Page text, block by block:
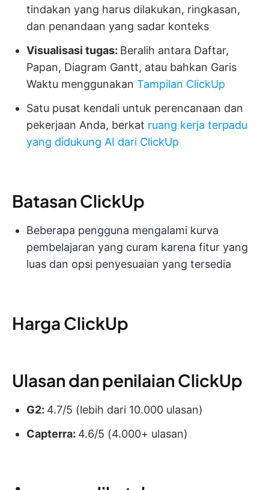
tindakan yang harus dilakukan, ringkasan,
dan penandaan yang sadar konteks
Visualisasi tugas: Beralih antara Daftar,
Papan, Diagram Gantt, atau bahkan Garis
Waktu menggunakan Tampilan ClickUp
Satu pusat kendali untuk perencanaan dan
pekerjaan Anda, berkat ruang kerja terpadu
yang didukung AI dari ClickUp
Batasan ClickUp
Beberapa pengguna mengalami kurva
pembelajaran yang curam karena fitur yang
luas dan opsi penyesuaian yang tersedia
Harga ClickUp
Ulasan dan penilaian ClickUp
G2: 4.7/5 (lebih dari 10.000 ulasan)
Capterra: 4.6/5 (4.000+ ulasan)